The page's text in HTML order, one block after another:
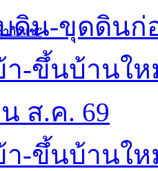
ากิวแช”
ดิน-ขุดดินก่
า-ขึ้นบ้านใ
ส.ค. 69
า-ขึ้นบ้านใ